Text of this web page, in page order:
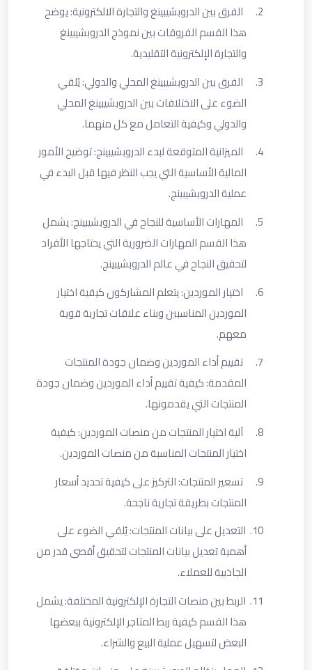
2.
الفرق بين الدروبشيبينغ والتجارة الالكترونية: يوضح
هذا القسم الفروقات بين نموذج الدروبشيبينغ
والتجارة الإلكترونية التقليدية.
3.
الفرق بين الدروبشيبينغ المحلي والدولي: يُلقي
الضوء على الاختلافات بين الدروبشيبينغ المحلي
والدولي وكيفية التعامل مع كل منهما.
4.
الميزانية المتوقعة لبدء الدروبشيبينج: توضيح الأمور
المالية الأساسية التي يجب النظر فيها قبل البدء في
عملية الدروبشيبينج.
5.
المهارات الأساسية للنجاح في الدروبشيبينج: يشمل
هذا القسم المهارات الضرورية التي يحتاجها الأفراد
لتحقيق النجاح في عالم الدروبشيبينج.
6.
اختيار الموردين: يتعلم المشاركون كيفية اختيار
الموردين المناسبين وبناء علاقات تجارية قوية
معهم.
7.
تقييم أداء الموردين وضمان جودة المنتجات
المقدمة: كيفية تقييم أداء الموردين وضمان جودة
المنتجات التي يقدمونها.
8.
آلية اختيار المنتجات من منصات الموردين: كيفية
اختيار المنتجات المناسبة من منصات الموردين.
9.
تسعير المنتجات: التركيز على كيفية تحديد أسعار
المنتجات بطريقة تجارية ناجحة.
10. التعديل على بيانات المنتجات: يُلقي الضوء على
أهمية تعديل بيانات المنتجات لتحقيق أقصى قدر من
الجاذبية للعملاء.
11. الربط بين منصات التجارة الإلكترونية المختلفة: يشمل
هذا القسم كيفية ربط المتاجر الإلكترونية ببعضها
البعض لتسهيل عملية البيع والشراء.